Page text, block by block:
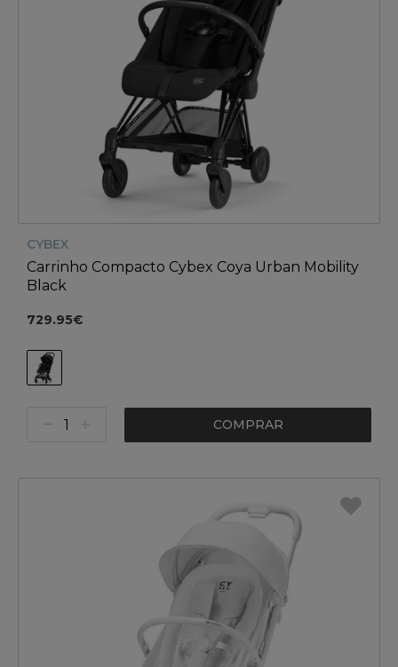
CYBEX
Carrinho Compacto Cybex Coya Urban Mobility
Black
729.95€
COMPRAR